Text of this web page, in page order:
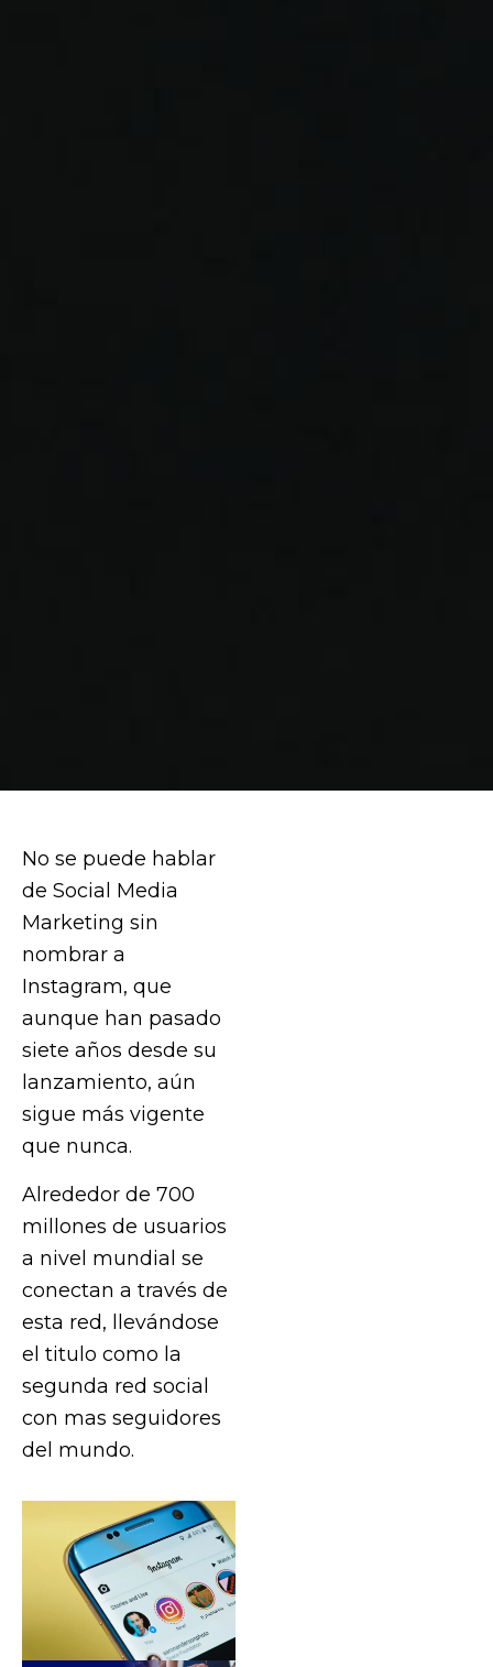
No se puede hablar
de Social Media
Marketing sin
nombrar a
Instagram, que
aunque han pasado
siete años desde su
lanzamiento, aún
sigue más vigente
que nunca.
Alrededor de 700
millones de usuarios
a nivel mundial se
conectan a través de
esta red, llevándose
el titulo como la
segunda red social
con mas seguidores
del mundo.